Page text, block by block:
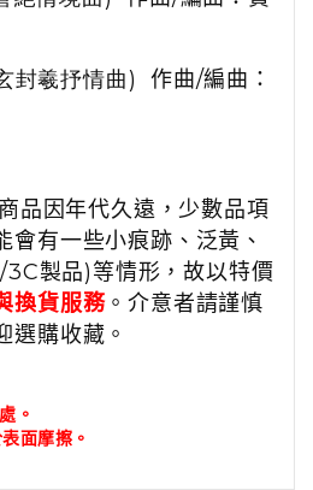
封羲抒情曲)作曲/編曲：
品因年代久遠，少數品項
會有一些小痕跡、泛黃、
製品)等情形，故以特價
換貨服務。介意者請謹慎
選購收藏。
。
面摩擦。